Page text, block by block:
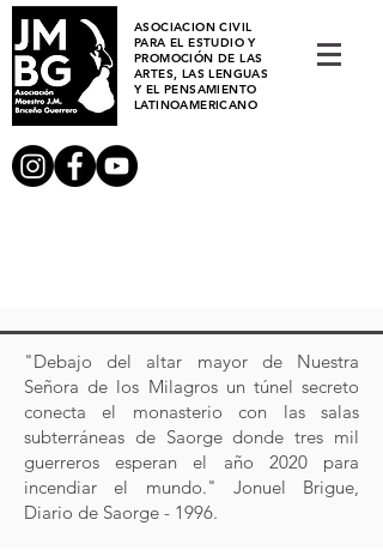
ASOCIACION CIVIL
PARA EL ESTUDIO Y
PROMOCIÓN DE LAS
ARTES, LAS LENGUAS
Y EL PENSAMIENTO
LATINOAMERICANO
"Debajo del altar mayor de Nuestra
Señora de los Milagros un túnel secreto
conecta el monasterio con las salas
subterráneas de Saorge donde tres mil
guerreros esperan el año 2020 para
incendiar el mundo." Jonuel Brigue,
Diario de Saorge - 1996.